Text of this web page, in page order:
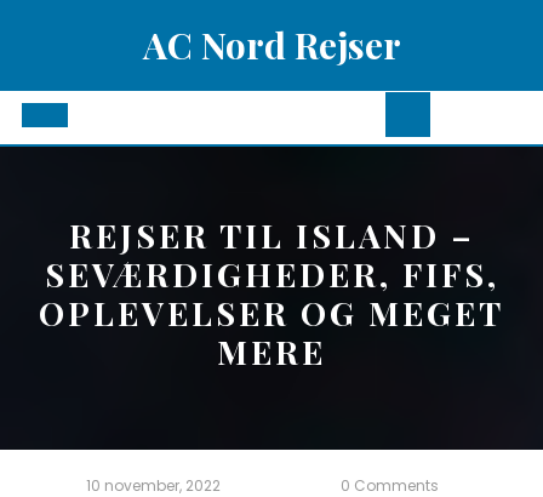
AC Nord Rejser
Open
REJSER TIL ISLAND –
SEVÆRDIGHEDER, FIFS,
OPLEVELSER OG MEGET
MERE
10 november, 2022
0 Comments